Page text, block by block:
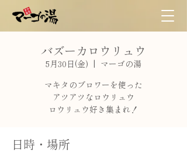
バズーカロウリュウ
5月30日(金)
  |
マーゴの湯
マキタのブロワーを使った
アツアツなロウリュウ
ロウリュウ好き集まれ！
日時・場所